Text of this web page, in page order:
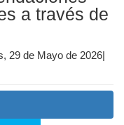
a través de
29 de Mayo de 2026|